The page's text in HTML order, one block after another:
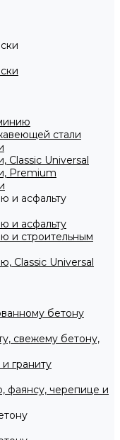
стали
Classic Universal
Premium
и асфальту
и асфальту
и строительным
Classic Universal
бетону
свежему бетону,
граниту
фаянсу, черепице и